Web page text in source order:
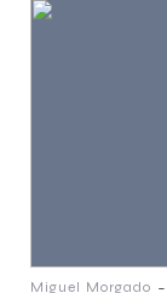
Miguel Morgado -